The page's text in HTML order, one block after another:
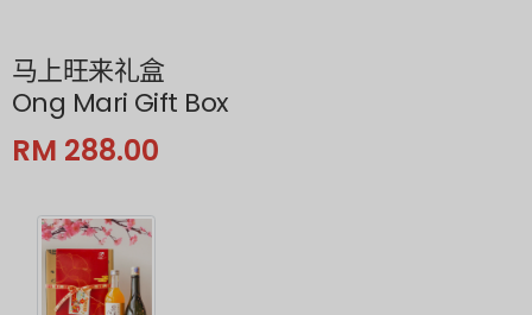
马上旺来礼盒
Ong Mari Gift Box
RM 288.00